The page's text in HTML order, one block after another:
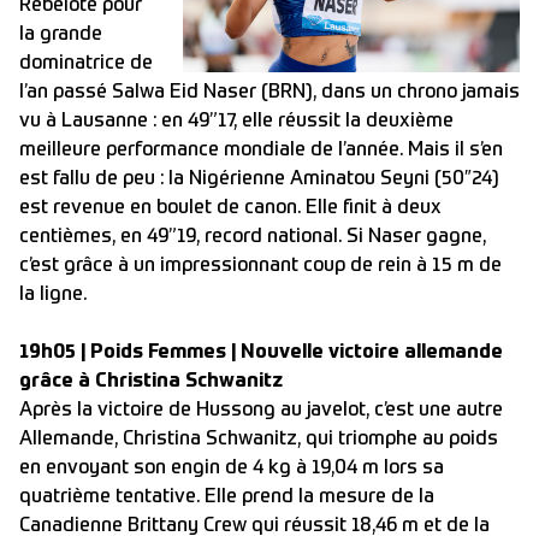
Rebelote pour
la grande
dominatrice de
l’an passé Salwa Eid Naser (BRN), dans un chrono jamais
vu à Lausanne : en 49”17, elle réussit la deuxième
meilleure performance mondiale de l’année. Mais il s’en
est fallu de peu : la Nigérienne Aminatou Seyni (50″24)
est revenue en boulet de canon. Elle finit à deux
centièmes, en 49”19, record national. Si Naser gagne,
c’est grâce à un impressionnant coup de rein à 15 m de
la ligne.
19h05 | Poids Femmes | Nouvelle victoire allemande
grâce à Christina Schwanitz
Après la victoire de Hussong au javelot, c’est une autre
Allemande, Christina Schwanitz, qui triomphe au poids
en envoyant son engin de 4 kg à 19,04 m lors sa
quatrième tentative. Elle prend la mesure de la
Canadienne Brittany Crew qui réussit 18,46 m et de la